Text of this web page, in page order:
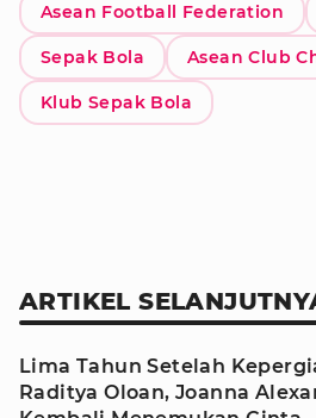
Asean Football Federation
Sepak Bola Asean Club
Klub Sepak Bola
ARTIKEL
Lima Tahun Setelah
Raditya Oloan, Joanna